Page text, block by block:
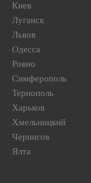
Киев
Луганск
Львов
Одесса
Ровно
Симферополь
Тернополь
Харьков
Хмельницкий
Чернигов
Ялта